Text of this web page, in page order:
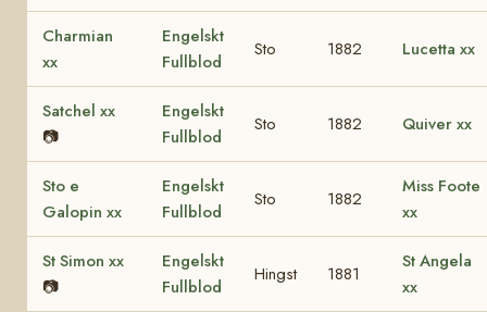
Charmian
xx
Engelskt
Fullblod
Sto 1882 Lucetta xx
Satchel xx
📷
Engelskt
Fullblod
Sto 1882 Quiver xx
Sto e
Galopin xx
Engelskt
Fullblod
Sto 1882
Miss Foote
xx
St Simon xx
📷
Engelskt
Fullblod
Hingst 1881
St Angela
xx